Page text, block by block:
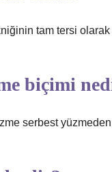
tam tersi olarak
biçimi
serbest